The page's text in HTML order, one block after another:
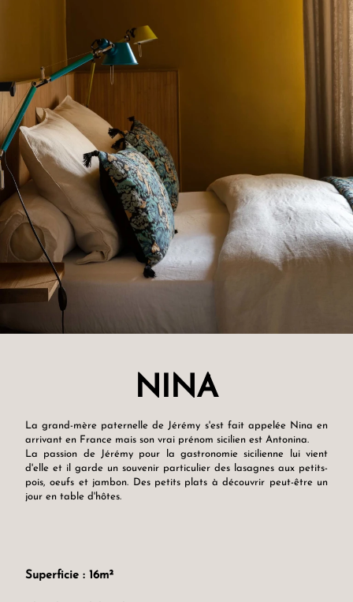
NINA
La grand-mère paternelle de Jérémy s'est fait appelée Nina en
arrivant en France mais son vrai prénom sicilien est Antonina.
La passion de Jérémy pour la gastronomie sicilienne lui vient
d'elle et il garde un souvenir particulier des lasagnes aux petits-
pois, oeufs et jambon. Des petits plats à découvrir peut-être un
jour en table d'hôtes.
Superficie : 16m²